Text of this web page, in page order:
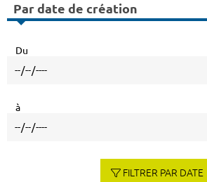
Par date de création
Du
à
FILTRER PAR DATE